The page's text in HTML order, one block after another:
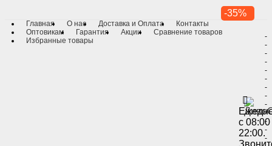
Главная О нас Доставка и Оплата
Контакты
Оптовикам
Гарантия Акции
Сравнение товаров
Избранные товары
с
22:00.
-
-
-
-
-
-
-
-
-
-
-
-
-
-35%